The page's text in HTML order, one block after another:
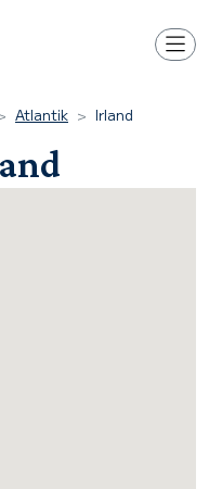
Atlantik Irland